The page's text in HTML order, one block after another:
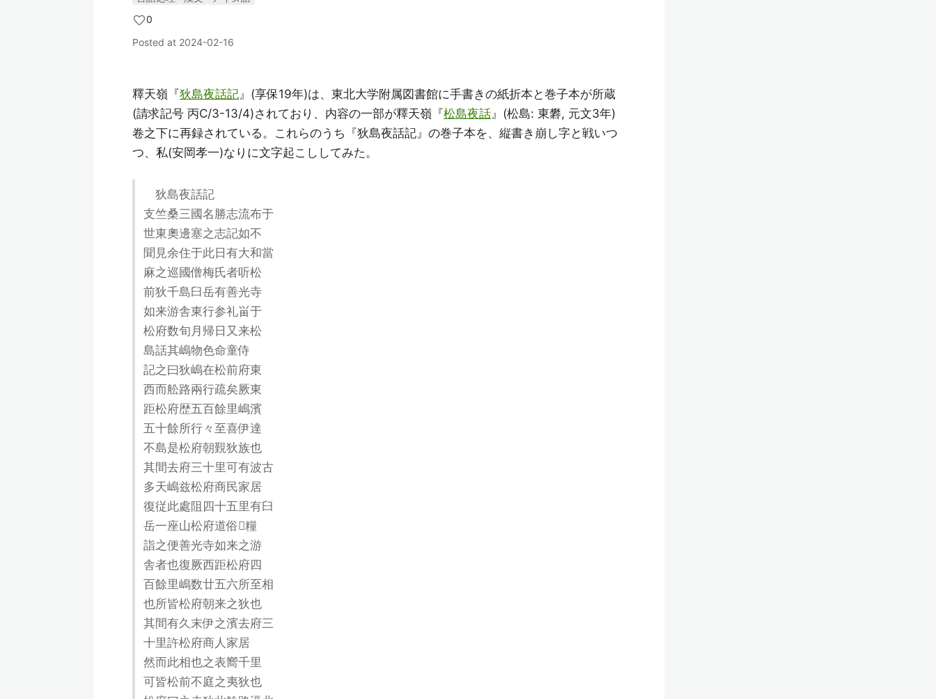
0
Posted at 2024-02-16
釋天嶺『狄島夜話記』(享保19年)は、東北大学附属図書館に手書きの紙折本と巻子本が所蔵
(請求記号 丙C/3-13/4)されており、内容の一部が釋天嶺『松島夜話』(松島: 東礬, 元文3年)
卷之下に再録されている。これらのうち『狄島夜話記』の巻子本を、縦書き崩し字と戦いつ
つ、私(安岡孝一)なりに文字起こししてみた。
狄島夜話記
支竺桑三國名勝志流布于
世東奧邊塞之志記如不
聞見余住于此日有大和當
麻之巡國僧梅氏者听松
前狄千島臼岳有善光寺
如来游舎東行参礼畄于
松府数旬月帰日又来松
島話其嶋物色命童侍
記之曰狄嶋在松前府東
西而舩路兩行疏矣厥東
距松府歴五百餘里嶋濱
五十餘所行々至喜伊達
不島是松府朝覲狄族也
其間去府三十里可有波古
多天嶋兹松府商民家居
復従此處阻四十五里有臼
岳一座山松府道俗𮚁糧
詣之便善光寺如来之游
舎者也復厥西距松府四
百餘里嶋数廿五六所至相
也所皆松府朝来之狄也
其間有久末伊之濱去府三
十里許松府商人家居
然而此相也之表嚮千里
可皆松前不庭之夷狄也